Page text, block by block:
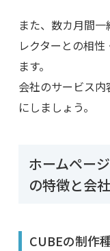
また、数カ月間
レクターとの相
ます。
会社のサービス
にしましょう。
ホームペー
の特徴と会
CUBEの制作